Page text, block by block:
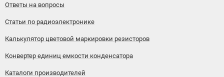
Ответы на вопросы
Статьи по радиоэлектронике
Калькулятор цветовой маркировки резисторов
Конвертер единиц емкости конденсатора
Каталоги производителей